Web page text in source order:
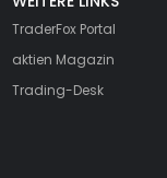
TraderFox Portal
aktien Magazin
Trading-Desk